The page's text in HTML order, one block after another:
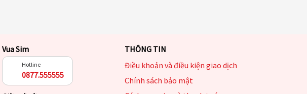
Vua Sim
Hotline
0877.555555
THÔNG TIN
Điều khoản và điều kiện giao dịch
Chính sách bảo mật